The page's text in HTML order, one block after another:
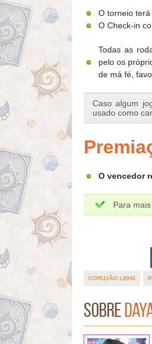
O torneio
O Check-in
Todas as
pelo os
de má fé,
Caso algum
usado como
O vencedor
Para
CORUJÃO LBHS
Sobre